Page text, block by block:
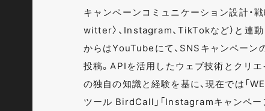
キャンペーンコミュニケーション設計・
witter〉、Instagram、TikTokなど）と連
からはYouTubeにて、SNSキャンペー
投稿。APIを活用したウェブ技術とクリ
の独自の知識と経験を基に、現在では「
ツール BirdCall」「Instagramキャンペ